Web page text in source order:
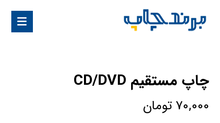
چاپ مستقیم CD/DVD
70,000 تومان